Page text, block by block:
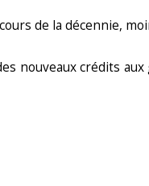
de la décennie,
nouveaux crédits